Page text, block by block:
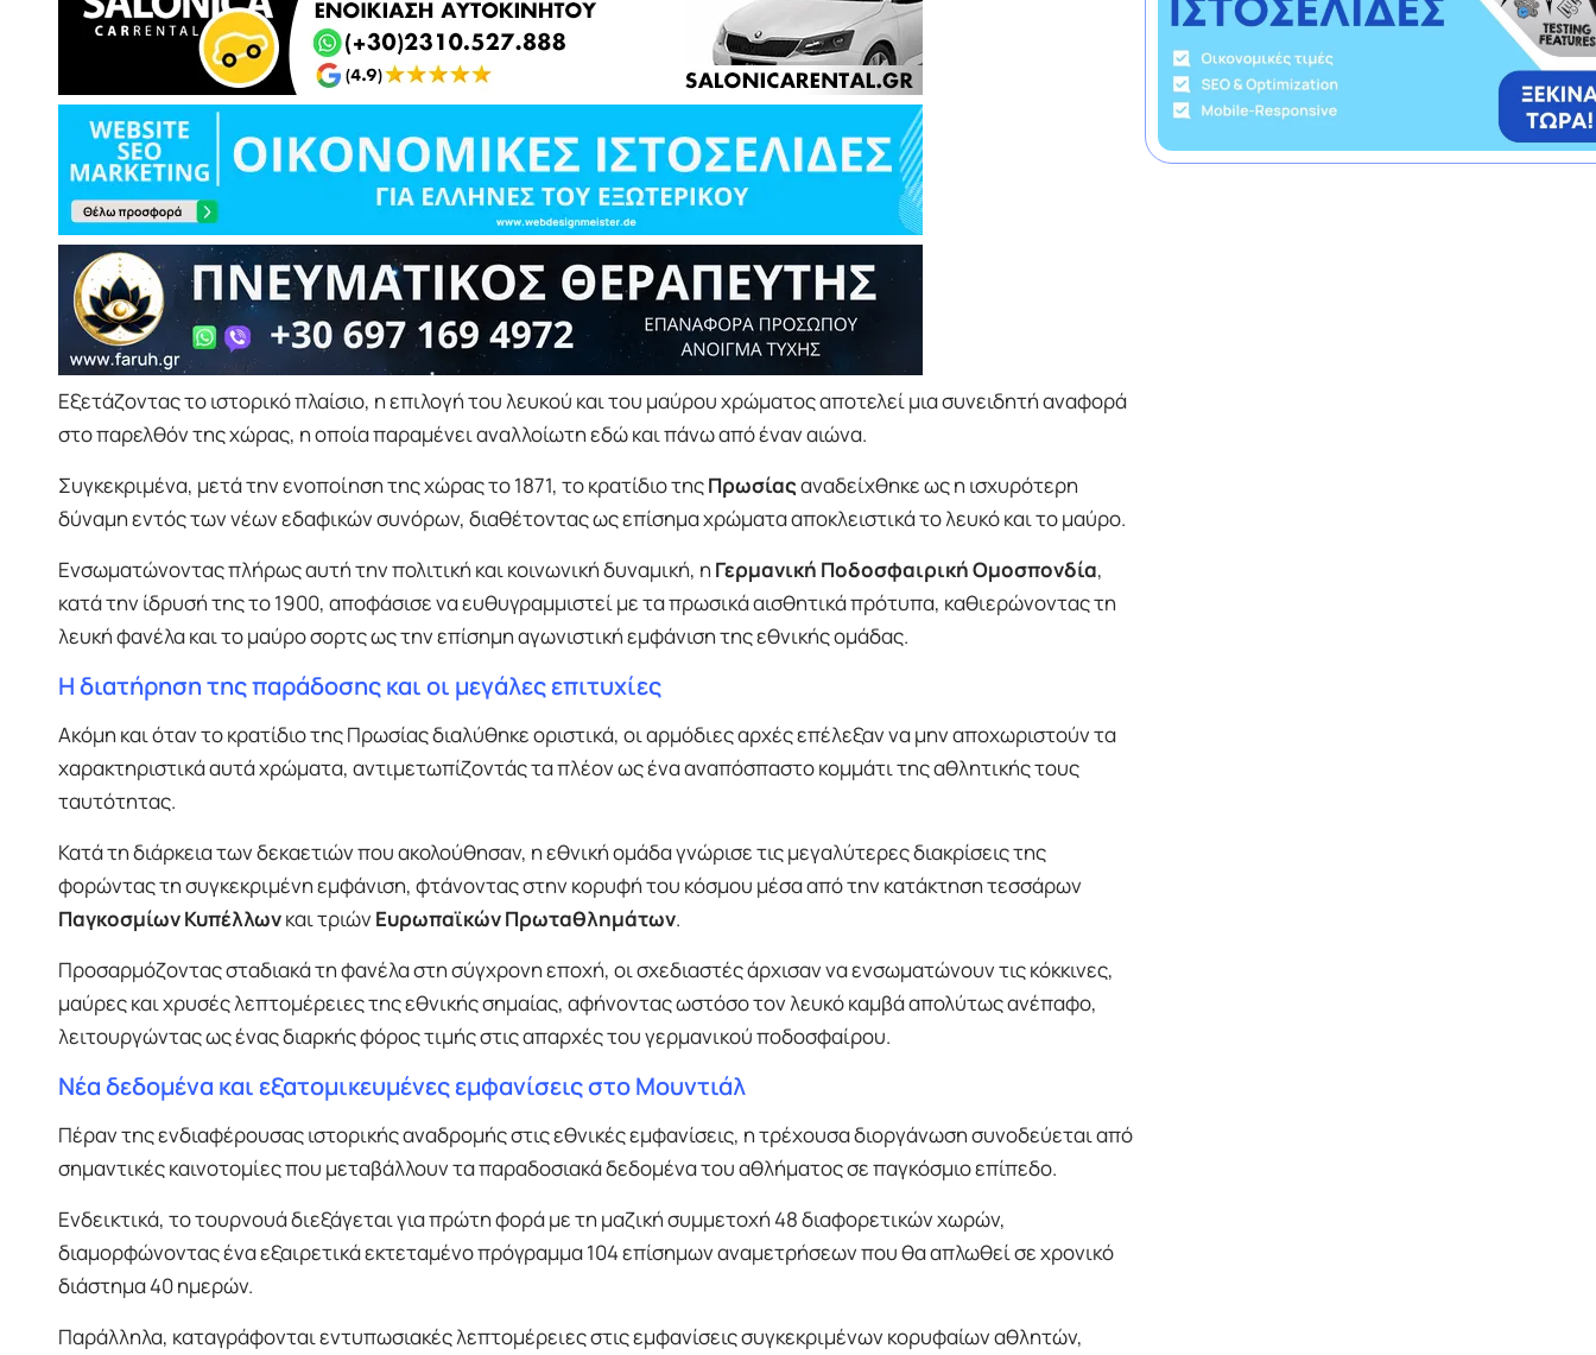
Εξετάζοντας το ιστορικό πλαίσιο, η επιλογή του λευκού και του μαύρου χρώματος αποτελεί μια συνειδητή αναφορά
στο παρελθόν της χώρας, η οποία παραμένει αναλλοίωτη εδώ και πάνω από έναν αιώνα.
Συγκεκριμένα, μετά την ενοποίηση της χώρας το 1871, το κρατίδιο τηςΠρωσίαςαναδείχθηκε ως η ισχυρότερη
δύναμη εντός των νέων εδαφικών συνόρων, διαθέτοντας ως επίσημα χρώματα αποκλειστικά το λευκό και το μαύρο.
Ενσωματώνοντας πλήρως αυτή την πολιτική και κοινωνική δυναμική, η Γερμανική Ποδοσφαιρική Ομοσπονδία,
κατά την ίδρυσή της το 1900, αποφάσισε να ευθυγραμμιστεί με τα πρωσικά αισθητικά πρότυπα, καθιερώνοντας τη
λευκή φανέλα και το μαύρο σορτς ως την επίσημη αγωνιστική εμφάνιση της εθνικής ομάδας.
Η διατήρηση της παράδοσης και οι μεγάλες επιτυχίες
Ακόμη και όταν το κρατίδιο της Πρωσίας διαλύθηκε οριστικά, οι αρμόδιες αρχές επέλεξαν να μην αποχωριστούν τα
χαρακτηριστικά αυτά χρώματα, αντιμετωπίζοντάς τα πλέον ως ένα αναπόσπαστο κομμάτι της αθλητικής τους
ταυτότητας.
Κατά τη διάρκεια των δεκαετιών που ακολούθησαν, η εθνική ομάδα γνώρισε τις μεγαλύτερες διακρίσεις της
φορώντας τη συγκεκριμένη εμφάνιση, φτάνοντας στην κορυφή του κόσμου μέσα από την κατάκτηση τεσσάρων
Παγκοσμίων Κυπέλλωνκαι τριών Ευρωπαϊκών Πρωταθλημάτων.
Προσαρμόζοντας σταδιακά τη φανέλα στη σύγχρονη εποχή, οι σχεδιαστές άρχισαν να ενσωματώνουν τις κόκκινες,
μαύρες και χρυσές λεπτομέρειες της εθνικής σημαίας, αφήνοντας ωστόσο τον λευκό καμβά απολύτως ανέπαφο,
λειτουργώντας ως ένας διαρκής φόρος τιμής στις απαρχές του γερμανικού ποδοσφαίρου.
Νέα δεδομένα και εξατομικευμένες εμφανίσεις στο Μουντιάλ
Πέραν της ενδιαφέρουσας ιστορικής αναδρομής στις εθνικές εμφανίσεις, η τρέχουσα διοργάνωση συνοδεύεται από
σημαντικές καινοτομίες που μεταβάλλουν τα παραδοσιακά δεδομένα του αθλήματος σε παγκόσμιο επίπεδο.
Ενδεικτικά, το τουρνουά διεξάγεται για πρώτη φορά με τη μαζική συμμετοχή 48 διαφορετικών χωρών,
διαμορφώνοντας ένα εξαιρετικά εκτεταμένο πρόγραμμα 104 επίσημων αναμετρήσεων που θα απλωθεί σε χρονικό
διάστημα 40 ημερών.
Παράλληλα, καταγράφονται εντυπωσιακές λεπτομέρειες στις εμφανίσεις συγκεκριμένων κορυφαίων αθλητών,